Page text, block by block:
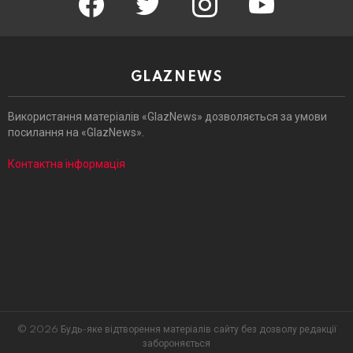
GLAZNEWS
Використання матеріалів «GlazNews» дозволяється за умови
посилання на «GlazNews».
Контактна інформація
© 2026 Будь-яке відтворення матеріалів сайту без дозволу редакції
забороняється